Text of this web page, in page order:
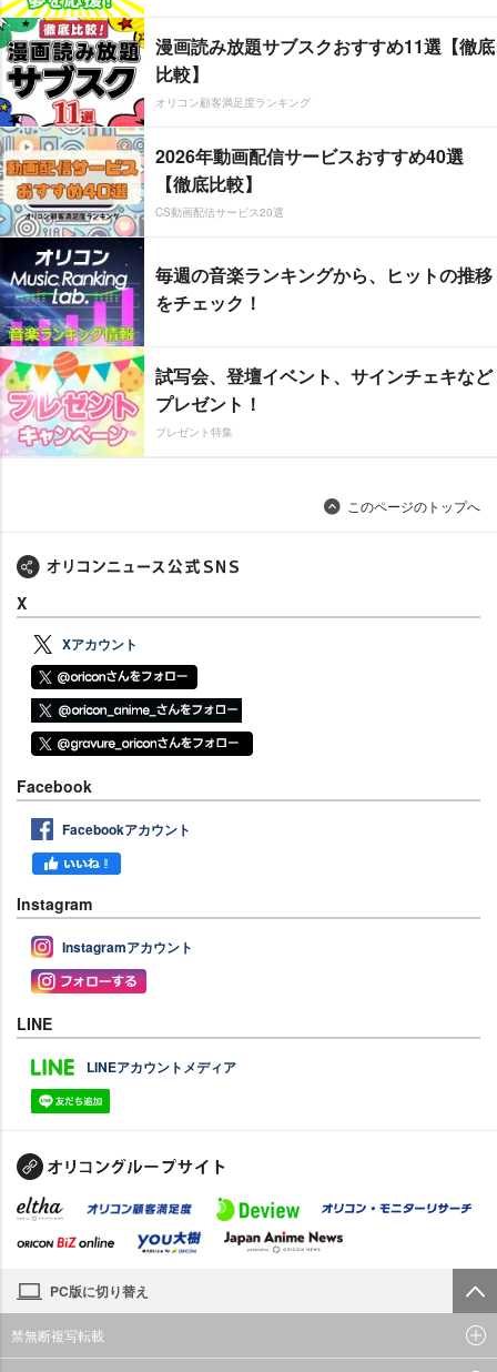
漫画読み放題サブスクおすすめ11選【徹底
比較】
オリコン顧客満足度ランキング
2026年動画配信サービスおすすめ40選
【徹底比較】
CS動画配信サービス20選
毎週の音楽ランキングから、ヒットの推移
をチェック！
試写会、登壇イベント、サインチェキなど
プレゼント！
プレゼント特集
このページのトップへ
X
Xアカウント
Facebook
Facebookアカウント
Instagram
Instagramアカウント
LINE
LINEアカウントメディア
PC版に切り替え
禁無断複写転載